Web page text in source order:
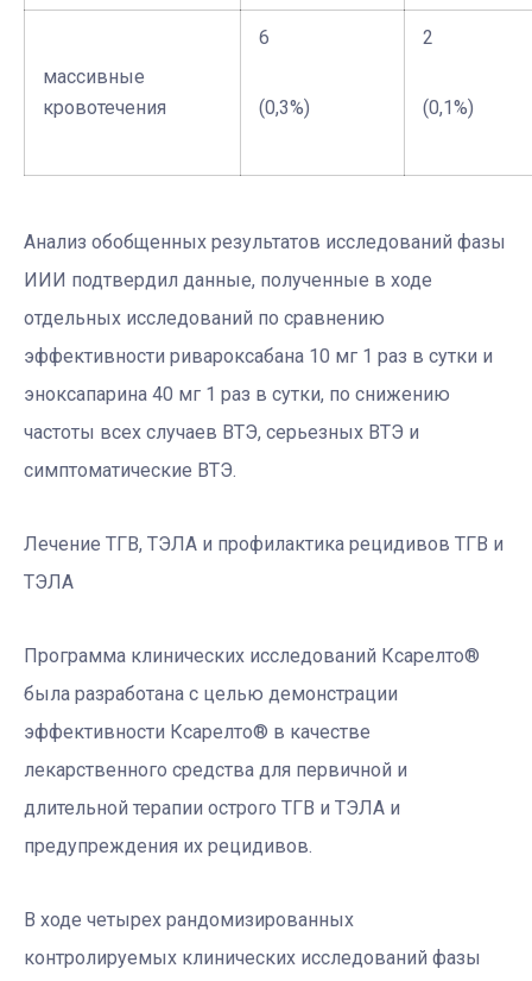
массивные
кровотечения
6
(0,3%)
2
(0,1%)
Анализ обобщенных результатов исследований фазы
ИИИ подтвердил данные, полученные в ходе
отдельных исследований по сравнению
эффективности ривароксабана 10 мг 1 раз в сутки и
эноксапарина 40 мг 1 раз в сутки, по снижению
частоты всех случаев ВТЭ, серьезных ВТЭ и
симптоматические ВТЭ.
Лечение ТГВ, ТЭЛА и профилактика рецидивов ТГВ и
ТЭЛА
Программа клинических исследований Ксарелто®
была разработана с целью демонстрации
эффективности Ксарелто® в качестве
лекарственного средства для первичной и
длительной терапии острого ТГВ и ТЭЛА и
предупреждения их рецидивов.
В ходе четырех рандомизированных
контролируемых клинических исследований фазы